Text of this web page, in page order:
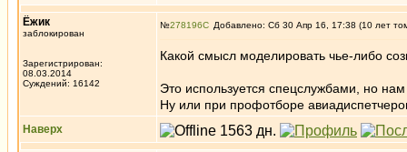
Ёжик
заблокирован
Зарегистрирован:
08.03.2014
Суждений: 16142
№278196 Добавлено: Сб 30 Апр 16, 17:38 (10 лет
Какой смысл моделировать чье-либо
Это используется спецслужбами, но
Ну или при профотборе
Наверх